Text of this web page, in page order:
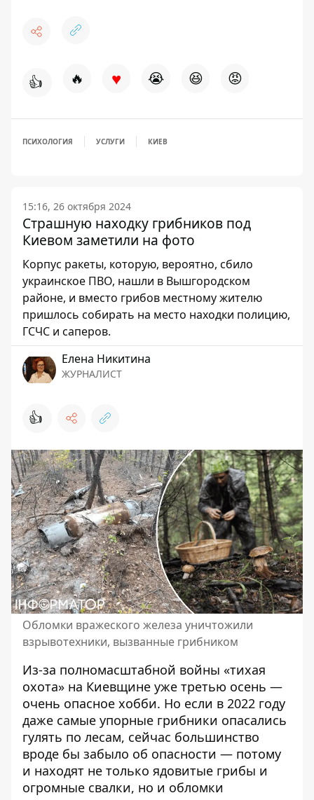
👍 🔥 ♥ 😭 😆 😡
ПСИХОЛОГИЯ УСЛУГИ КИЕВ
15:16, 26 октября 2024
Страшную находку грибников под
Киевом заметили на фото
Корпус ракеты, которую, вероятно, сбило
украинское ПВО, нашли в Вышгородском
районе, и вместо грибов местному жителю
пришлось собирать на место находки полицию,
ГСЧС и саперов.
Елена Никитина
ЖУРНАЛИСТ
👍
Обломки вражеского железа уничтожили
взрывотехники, вызванные грибником
Из-за полномасштабной войны «тихая
охота» на Киевщине уже третью осень —
очень опасное хобби. Но если в 2022 году
даже самые упорные грибники опасались
гулять по лесам, сейчас большинство
вроде бы забыло об опасности — потому
и находят не только ядовитые грибы и
огромные свалки, но и обломки